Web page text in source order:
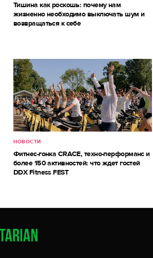
Тишина как роскошь: почему нам
жизненно необходимо выключать шум и
возвращаться к себе
НОВОСТИ
Фитнес-гонка CRACE, техно-перформанс и
более 150 активностей: что ждет гостей
DDX Fitness FEST